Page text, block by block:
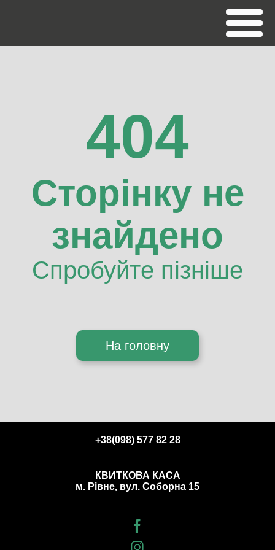
404
Сторінку не
знайдено
Спробуйте пізніше
На головну
+38(098) 577 82 28
КВИТКОВА КАСА
м. Рівне, вул. Соборна 15